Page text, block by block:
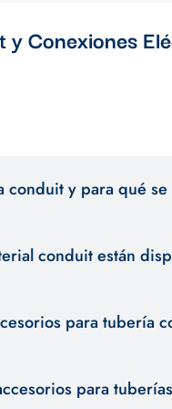
y Conexiones
conduit y para qué
orden en la distribución de
conduit están
necesidades de tus
para tubería
y segura.para